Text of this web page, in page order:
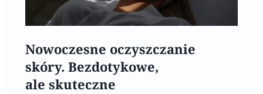
Nowoczesne oczyszczanie
skóry. Bezdotykowe,
ale skuteczne